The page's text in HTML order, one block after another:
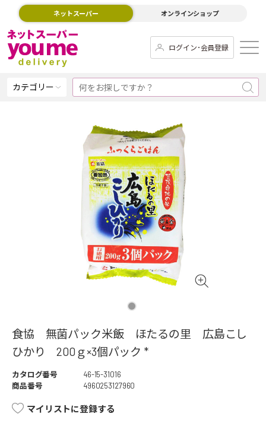
ネットスーパー オンラインショップ
ログイン･会員登録
カテゴリー
食協 無菌パック米飯 ほたるの里 広島こし
ひかり 200ｇ×3個パック *
カタログ番号
46-15-31016
商品番号
4960253127960
マイリストに登録する